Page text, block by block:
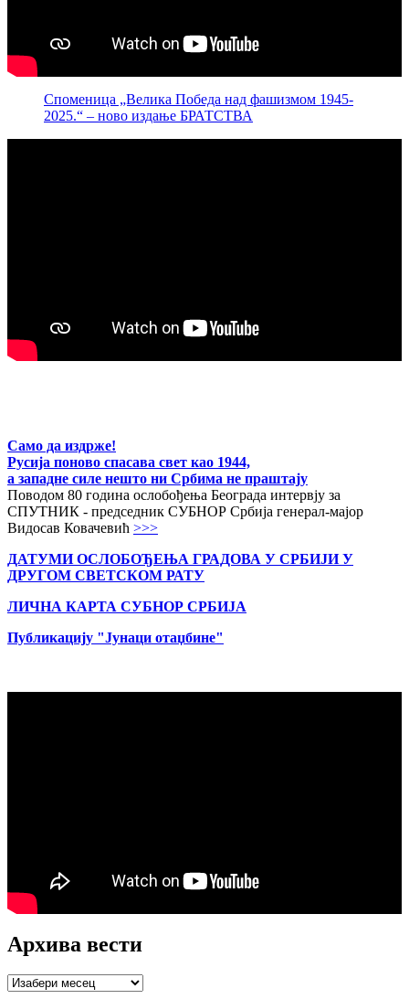
Споменица „Велика Победа над фашизмом 1945-
2025.“ – ново издање БРАТСТВА
Само да издрже!
Русија поново спасава свет као 1944,
а западне силе нешто ни Србима не праштају
Поводом 80 година ослобођења Београда интервју за
СПУТНИК - председник СУБНОР Србија генерал-мајор
Видосав Ковачевић >>>
ДАТУМИ ОСЛОБОЂЕЊА ГРАДОВА У СРБИЈИ У
ДРУГОМ СВЕТСКОМ РАТУ
ЛИЧНА КАРТА СУБНОР СРБИЈА
Публикацију "Јунаци отаџбине"
Архива вести
Архива